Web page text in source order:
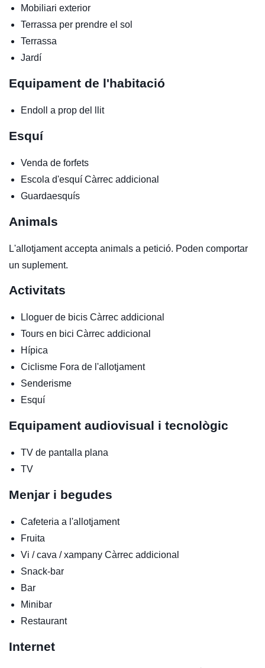
Mobiliari exterior
Terrassa per prendre el sol
Terrassa
Jardí
Equipament de l'habitació
Endoll a prop del llit
Esquí
Venda de forfets
Escola d'esquí Càrrec addicional
Guardaesquís
Animals
L'allotjament accepta animals a petició. Poden comportar
un suplement.
Activitats
Lloguer de bicis Càrrec addicional
Tours en bici Càrrec addicional
Hípica
Ciclisme Fora de l'allotjament
Senderisme
Esquí
Equipament audiovisual i tecnològic
TV de pantalla plana
TV
Menjar i begudes
Cafeteria a l'allotjament
Fruita
Vi / cava / xampany Càrrec addicional
Snack-bar
Bar
Minibar
Restaurant
Internet